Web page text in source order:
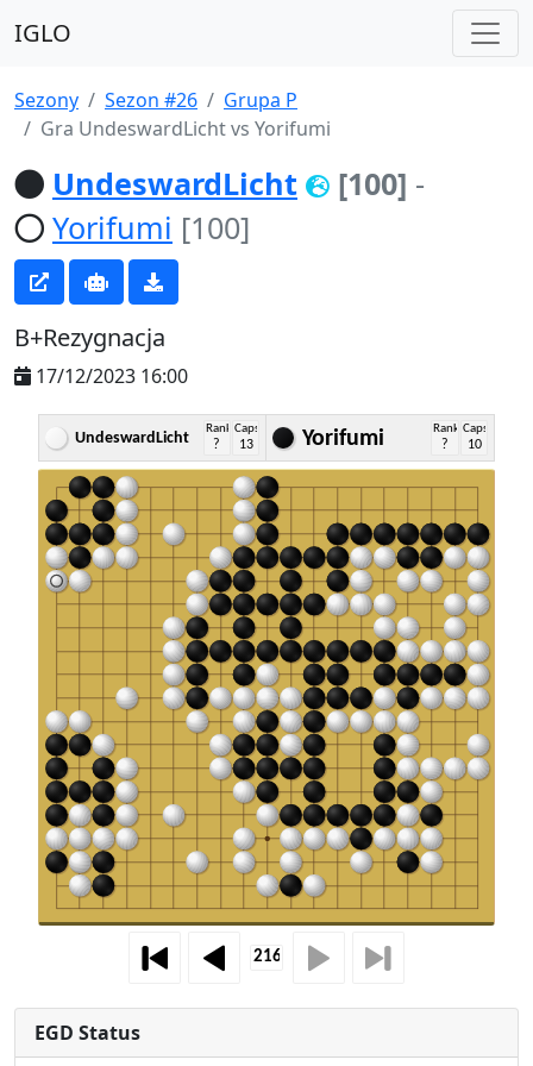
IGLO
Sezony Sezon #26
Grupa P
Gra UndeswardLicht vs Yorifumi
UndeswardLicht [100] -
Yorifumi [100]
B+Rezygnacja
17/12/2023 16:00
UndeswardLicht
Rank
?
Caps
13 Yorifumi Rank
?
Caps
10
EGD Status